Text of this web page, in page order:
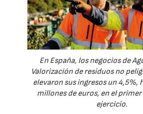
En España, los negocios de
Valorización de residuos no
elevaron sus ingresos un 4,5%,
millones de euros, en el
ejercicio.